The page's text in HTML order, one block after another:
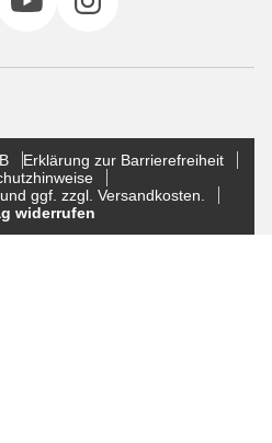
Erklärung zur Barrierefreiheit
ggf. zzgl. Versandkosten.
widerrufen